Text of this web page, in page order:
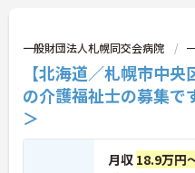
一般財団法人札幌同交会病院
【北海道／札幌市中
の介護福祉士の募集で
＞
月収 18.9万円